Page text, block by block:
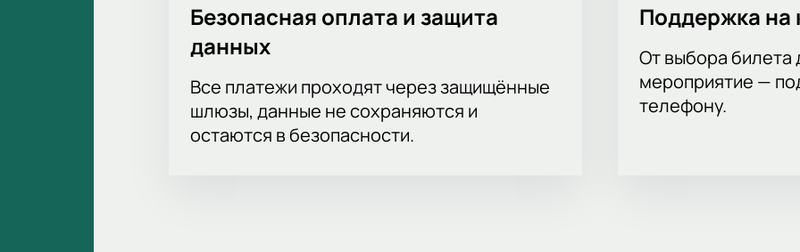
Безопасная оплата и защита
данных
Все платежи проходят через защищённые
шлюзы, данные не сохраняются и
остаются в безопасности.
Поддержка на
От выбора билета
мероприятие —
телефону.